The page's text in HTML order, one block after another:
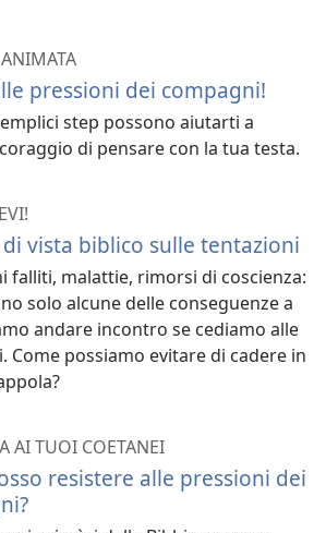
pressioni dei compagni!
step possono aiutarti a
di pensare con la tua testa.
vista biblico sulle tentazioni
falliti, malattie, rimorsi di coscienza:
solo alcune delle conseguenze a
andare incontro se cediamo alle
Come possiamo evitare di cadere in
AI TUOI COETANEI
resistere alle pressioni dei